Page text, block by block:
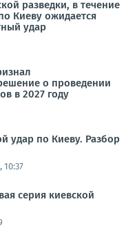
разведки, в течение
Киеву ожидается
удар
о проведении
в 2027 году
удар по Киеву. Разбор
10:37
серия киевской